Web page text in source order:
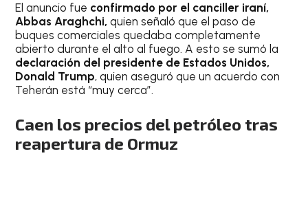
El anuncio fue confirmado por el canciller iraní,
Abbas Araghchi, quien señaló que el paso de
buques comerciales quedaba completamente
abierto durante el alto al fuego. A esto se sumó la
declaración del presidente de Estados Unidos,
Donald Trump, quien aseguró que un acuerdo con
Teherán está “muy cerca”.
Caen los precios del petróleo tras
reapertura de Ormuz